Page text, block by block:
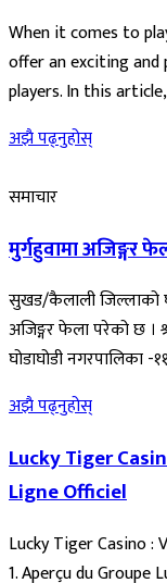
When it comes to
offer an exciting
players. In this
अझै पढ्नुहोस्
समाचार
मुर्गहुवामा अजिङ्गर
सुखड/कैलाली जिल्लाको
अजिङ्गर फेला परेको छ ।
घोडाघोडी नगरपालिका -
अझै पढ्नुहोस्
Lucky Tiger
Ligne Officiel
Lucky Tiger Casino :
1. Aperçu du Groupe